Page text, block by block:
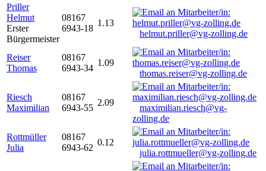
Priller
Helmut
Erster
Bürgermeister
08167
6943-18
1.13
helmut.priller@vg-zolling.de
Reiser
Thomas
08167
6943-34
1.09
thomas.reiser@vg-zolling.de
Riesch
Maximilian
08167
6943-55
2.09
maximilian.riesch@vg-
zolling.de
Rottmüller
Julia
08167
6943-62
0.12
julia.rottmueller@vg-zolling.de